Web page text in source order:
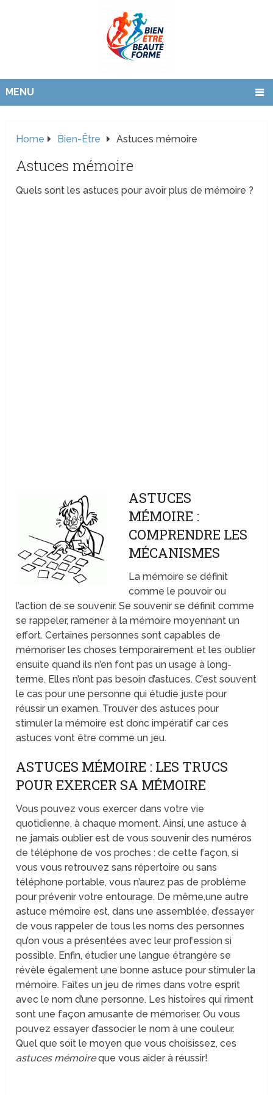
MENU
Home Bien-Être Astuces mémoire
Astuces mémoire
Quels sont les astuces pour avoir plus de mémoire ?
ASTUCES
MÉMOIRE :
COMPRENDRE LES
MÉCANISMES
La mémoire se définit
comme le pouvoir ou
l’action de se souvenir. Se souvenir se définit comme
se rappeler, ramener à la mémoire moyennant un
effort. Certaines personnes sont capables de
mémoriser les choses temporairement et les oublier
ensuite quand ils n’en font pas un usage à long-
terme. Elles n’ont pas besoin d’astuces. C’est souvent
le cas pour une personne qui étudie juste pour
réussir un examen. Trouver des astuces pour
stimuler la mémoire est donc impératif car ces
astuces vont être comme un jeu.
ASTUCES MÉMOIRE : LES TRUCS
POUR EXERCER SA MÉMOIRE
Vous pouvez vous exercer dans votre vie
quotidienne, à chaque moment. Ainsi, une astuce à
ne jamais oublier est de vous souvenir des numéros
de téléphone de vos proches : de cette façon, si
vous vous retrouvez sans répertoire ou sans
téléphone portable, vous n’aurez pas de problème
pour prévenir votre entourage. De même,une autre
astuce mémoire est, dans une assemblée, d’essayer
de vous rappeler de tous les noms des personnes
qu’on vous a présentées avec leur profession si
possible. Enfin, étudier une langue étrangère se
révèle également une bonne astuce pour stimuler la
mémoire. Faîtes un jeu de rimes dans votre esprit
avec le nom d’une personne. Les histoires qui riment
sont une façon amusante de mémoriser. Ou vous
pouvez essayer d’associer le nom à une couleur.
Quel que soit le moyen que vous choisissez, ces
astuces mémoireque vous aider à réussir!